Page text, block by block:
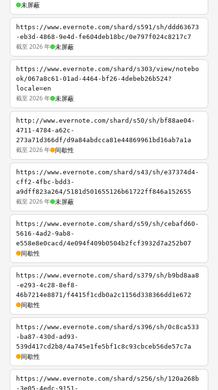
未屏蔽
https://www.evernote.com/shard/s591/sh/ddd63673
-eb3d-4868-9e4d-fe604deb18bc/0e797f024c8217c7
截至 2026 年 未屏蔽
https://www.evernote.com/shard/s303/view/notebo
ok/067a8c61-01ad-4464-bf26-4debeb26b524?
locale=en
截至 2026 年 未屏蔽
http://www.evernote.com/shard/s50/sh/bf88ae04-
4711-4784-a62c-
273a71d366df/d9a84abdcca81e44869961bd16ab7a1a
截至 2026 年 间歇性
https://www.evernote.com/shard/s43/sh/e37374d4-
cff2-4fbc-bdd3-
a9dff823a264/5181d501655126b61722ff846a152655
截至 2026 年 未屏蔽
https://www.evernote.com/shard/s59/sh/cebafd60-
5616-4ad2-9ab8-
e558e8e0cacd/4e094f409b0504b2fcf3932d7a252b07
间歇性
https://www.evernote.com/shard/s379/sh/b9bd8aa8
-e293-4c28-8ef8-
46b7214e8871/f4415f1cdb0a2c1156d338366dd1e672
间歇性
https://www.evernote.com/shard/s396/sh/0c8ca533
-ba87-430d-ad93-
539d417cd2b8/4a745e1fe5bf1c8c93cbceb56de57c7a
间歇性
https://www.evernote.com/shard/s256/sh/120a268b
-3e05-4edc-9151-